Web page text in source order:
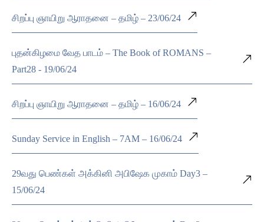
சிறப்பு ஞாயிறு ஆராதனை – தமிழ் – 23/06/24
புதன்கிழமை வேத பாடம் – The Book of ROMANS –
Part28 - 19/06/24
சிறப்பு ஞாயிறு ஆராதனை – தமிழ் – 16/06/24
Sunday Service in English – 7AM – 16/06/24
29வது பெண்கள் அக்கினி அபிஷேக முகாம் Day3 –
15/06/24